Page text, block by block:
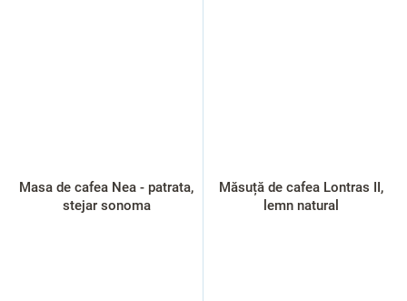
Masa de cafea Nea - patrata,
stejar sonoma
Măsuță de cafea Lontras II,
lemn natural